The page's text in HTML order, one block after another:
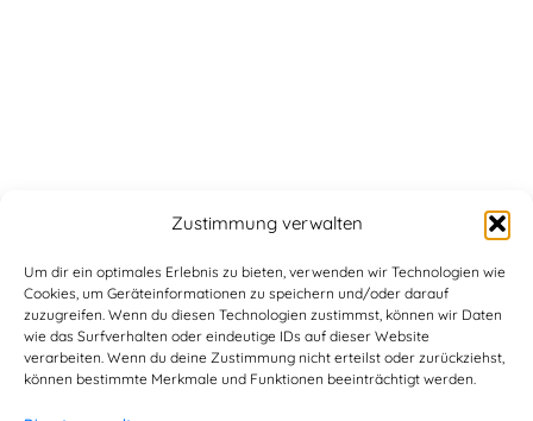
Zustimmung verwalten
Um dir ein optimales Erlebnis zu bieten, verwenden wir Technologien wie
Cookies, um Geräteinformationen zu speichern und/oder darauf
zuzugreifen. Wenn du diesen Technologien zustimmst, können wir Daten
wie das Surfverhalten oder eindeutige IDs auf dieser Website
verarbeiten. Wenn du deine Zustimmung nicht erteilst oder zurückziehst,
können bestimmte Merkmale und Funktionen beeinträchtigt werden.